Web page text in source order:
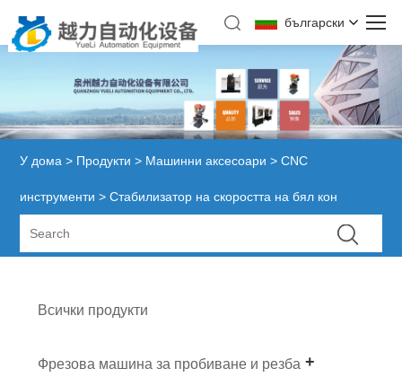
български
У дома > Продукти > Машинни аксесоари >CNC
инструменти > Стабилизатор на скоростта на бял кон
Всички продукти
Фрезова машина за пробиване и резба